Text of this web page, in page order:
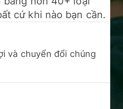
cứ khi nào bạn cần.
và chuyển đổi chúng